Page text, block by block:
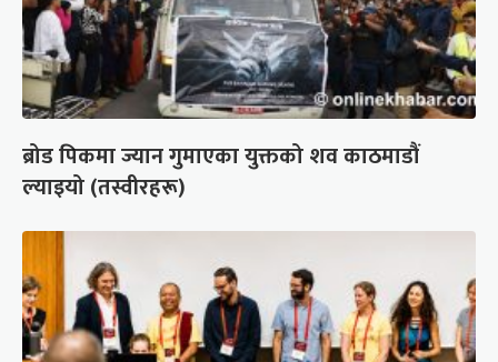
ब्रोड पिकमा ज्यान गुमाएका युक्तको शव काठमाडौं
ल्याइयो (तस्वीरहरू)